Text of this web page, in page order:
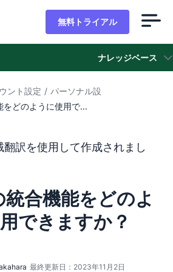
無料トライアル
ナレッジベース
る
ント設定 / パーソナル設
どのように使用で...
訳ツールを使用して英語から翻訳
翻訳を使用して作成されまし
合機能をどのよ
できますか？
最終更新日：2023年11月2日